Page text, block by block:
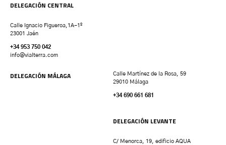
DELEGACIÓN CENTRAL
Calle Ignacio Figueroa,1A-1º
23001 Jaén
+34 953 750 042
info@vialterra.com
DELEGACIÓN MÁLAGA
Calle Martínez de la Rosa, 59
29010 Málaga
+34 690 661 681
DELEGACIÓN LEVANTE
C/ Menorca, 19, edificio AQUA